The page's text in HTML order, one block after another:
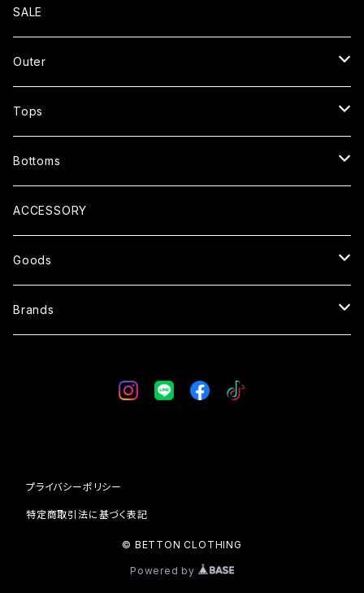
SALE
Outer
JACKET
CARDIGAN
COAT
Tops
T-SHIRTS
SHIRTS
SWEATER
SWEAT
Bottoms
PANTS
SHORTS
OVERALL
ACCESSORY
Goods
SUNGLASSES
WALLET
Brands
DRESS HIPPY
プライバシーポリシー
特定商取引法に基づく表記
© BETTON CLOTHING
Powered by